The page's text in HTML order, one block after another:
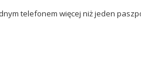
telefonem więcej niż jeden